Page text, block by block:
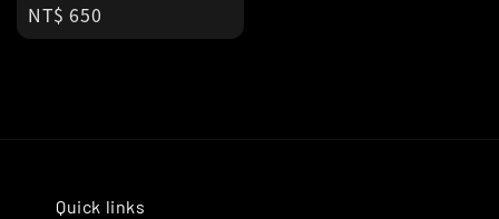
Regular
price
NT$ 650
Quick links